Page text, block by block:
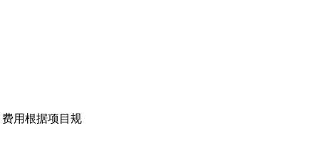
用根据项目规